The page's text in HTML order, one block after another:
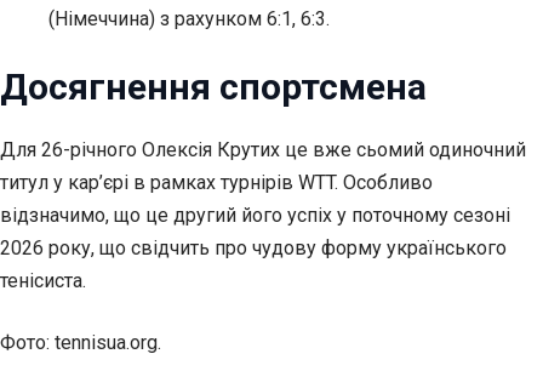
(Німеччина) з рахунком 6:1, 6:3.
Досягнення спортсмена
Для 26-річного Олексія Крутих це вже сьомий одиночний
титул у кар’єрі в рамках турнірів WTT. Особливо
відзначимо, що це другий його успіх у поточному сезоні
2026 року, що свідчить про чудову форму українського
тенісиста.
Фото: tennisua.org.